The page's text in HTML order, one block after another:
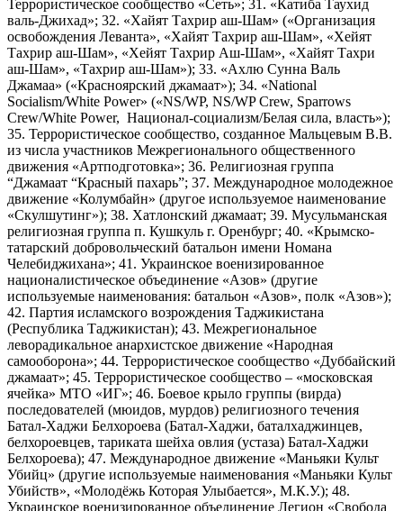
Террористическое сообщество «Сеть»; 31. «Катиба Таухид
валь-Джихад»; 32. «Хайят Тахрир аш-Шам» («Организация
освобождения Леванта», «Хайят Тахрир аш-Шам», «Хейят
Тахрир аш-Шам», «Хейят Тахрир Аш-Шам», «Хайят Тахри
аш-Шам», «Тахрир аш-Шам»); 33. «Ахлю Сунна Валь
Джамаа» («Красноярский джамаат»); 34. «National
Socialism/White Power» («NS/WP, NS/WP Crew, Sparrows
Crew/White Power, Национал-социализм/Белая сила, власть»);
35. Террористическое сообщество, созданное Мальцевым В.В.
из числа участников Межрегионального общественного
движения «Артподготовка»; 36. Религиозная группа
“Джамаат “Красный пахарь”; 37. Международное молодежное
движение «Колумбайн» (другое используемое наименование
«Скулшутинг»); 38. Хатлонский джамаат; 39. Мусульманская
религиозная группа п. Кушкуль г. Оренбург; 40. «Крымско-
татарский добровольческий батальон имени Номана
Челебиджихана»; 41. Украинское военизированное
националистическое объединение «Азов» (другие
используемые наименования: батальон «Азов», полк «Азов»);
42. Партия исламского возрождения Таджикистана
(Республика Таджикистан); 43. Межрегиональное
леворадикальное анархистское движение «Народная
самооборона»; 44. Террористическое сообщество «Дуббайский
джамаат»; 45. Террористическое сообщество – «московская
ячейка» МТО «ИГ»; 46. Боевое крыло группы (вирда)
последователей (мюидов, мурдов) религиозного течения
Батал-Хаджи Белхороева (Батал-Хаджи, баталхаджинцев,
белхороевцев, тариката шейха овлия (устаза) Батал-Хаджи
Белхороева); 47. Международное движение «Маньяки Культ
Убийц» (другие используемые наименования «Маньяки Культ
Убийств», «Молодёжь Которая Улыбается», М.К.У.); 48.
Украинское военизированное объединение Легион «Свобода